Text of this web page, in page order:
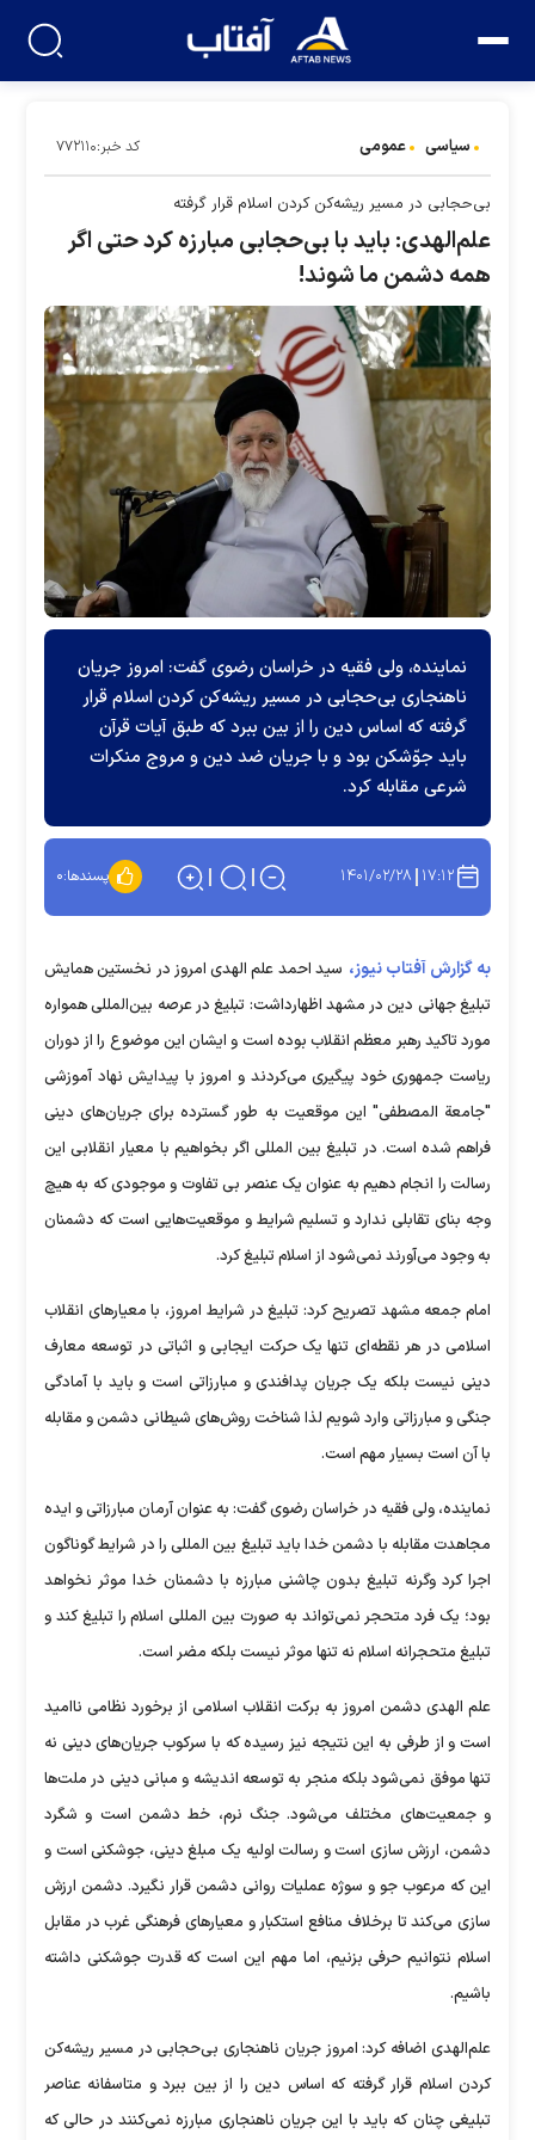
سیاسی عمومی کد خبر:۷۷۲۱۱۰
بی‌حجابی در مسیر ریشه‌کن کردن اسلام قرار گرفته
علم‌الهدی: باید با بی‌حجابی مبارزه کرد حتی اگر
همه دشمن ما شوند!
نماینده، ولی فقیه در خراسان رضوی گفت: امروز جریان
ناهنجاری بی‌حجابی در مسیر ریشه‌کن کردن اسلام قرار
گرفته که اساس دین را از بین ببرد که طبق آیات قرآن
باید جوّشکن بود و با جریان ضد دین و مروج منکرات
شرعی مقابله کرد.
۱۷:۱۲ ۱۴۰۱/۰۲/۲۸ پسندها:۰
به گزارش آفتاب نیوز، سید احمد علم الهدی امروز در نخستین همایش
تبلیغ جهانی دین در مشهد اظهارداشت: تبلیغ در عرصه بین‌المللی همواره
مورد تاکید رهبر معظم انقلاب بوده است و ایشان این موضوع را از دوران
ریاست جمهوری خود پیگیری می‌کردند و امروز با پیدایش نهاد آموزشی
"جامعة المصطفی" این موقعیت به طور گسترده برای جریان‌های دینی
فراهم شده است. در تبلیغ بین المللی اگر بخواهیم با معیار انقلابی این
رسالت را انجام دهیم به عنوان یک عنصر بی تفاوت و موجودی که به هیچ
وجه بنای تقابلی ندارد و تسلیم شرایط و موقعیت‌هایی است که دشمنان
به وجود می‌آورند نمی‌شود از اسلام تبلیغ کرد.
امام جمعه مشهد تصریح کرد: تبلیغ در شرایط امروز، با معیار‌های انقلاب
اسلامی در هر نقطه‌ای تنها یک حرکت ایجابی و اثباتی در توسعه معارف
دینی نیست بلکه یک جریان پدافندی و مبارزاتی است و باید با آمادگی
جنگی و مبارزاتی وارد شویم لذا شناخت روش‌های شیطانی دشمن و مقابله
با آن است بسیار مهم است.
نماینده، ولی فقیه در خراسان رضوی گفت: به عنوان آرمان مبارزاتی و ایده
مجاهدت مقابله با دشمن خدا باید تبلیغ بین المللی را در شرایط گوناگون
اجرا کرد وگرنه تبلیغ بدون چاشنی مبارزه با دشمنان خدا موثر نخواهد
بود؛ یک فرد متحجر نمی‌تواند به صورت بین المللی اسلام را تبلیغ کند و
تبلیغ متحجرانه اسلام نه تنها موثر نیست بلکه مضر است.
علم الهدی دشمن امروز به برکت انقلاب اسلامی از برخورد نظامی ناامید
است و از طرفی به این نتیجه نیز رسیده که با سرکوب جریان‌های دینی نه
تنها موفق نمی‌شود بلکه منجر به توسعه اندیشه و مبانی دینی در ملت‌ها
و جمعیت‌های مختلف می‌شود. جنگ نرم، خط دشمن است و شگرد
دشمن، ارزش سازی است و رسالت اولیه یک مبلغ دینی، جوشکنی است و
این که مرعوب جو و سوژه عملیات روانی دشمن قرار نگیرد. دشمن ارزش
سازی می‌کند تا برخلاف منافع استکبار و معیار‌های فرهنگی غرب در مقابل
اسلام نتوانیم حرفی بزنیم، اما مهم این است که قدرت جوشکنی داشته
باشیم.
علم‌الهدی اضافه کرد: امروز جریان ناهنجاری بی‌حجابی در مسیر ریشه‌کن
کردن اسلام قرار گرفته که اساس دین را از بین ببرد و متاسفانه عناصر
تبلیغی چنان که باید با این جریان ناهنجاری مبارزه نمی‌کنند در حالی که